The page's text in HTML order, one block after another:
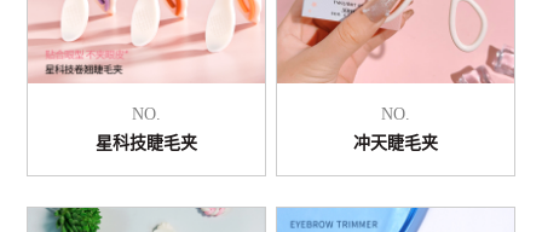
NO.
星科技睫毛夹
NO.
冲天睫毛夹